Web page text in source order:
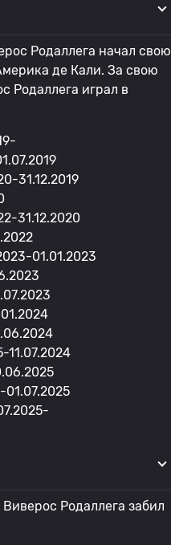
Родаллега начал свою
де Кали. За свою
Родаллега играл в
31.12.2019
31.12.2020
01.01.2023
11.07.2024
01.07.2025
Родаллега забил